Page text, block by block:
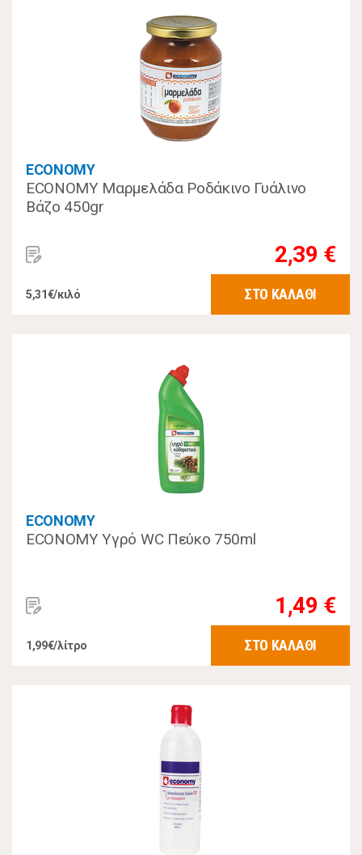
ECONOMY
ECONOMY Μαρμελάδα Ροδάκινο Γυάλινο
Βάζο 450gr
2,39 €
5,31€/κιλό ΣΤΟ ΚΑΛΑΘΙ
ECONOMY
ECONOMY Υγρό WC Πεύκο 750ml
1,49 €
1,99€/λίτρο ΣΤΟ ΚΑΛΑΘΙ